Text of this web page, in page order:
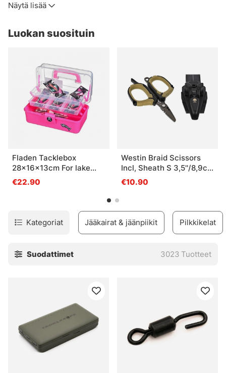
jääkalastukseen suomalaisilla vesillä.
Näytä lisää
Luokan suosituin
Fladen Tacklebox
28x16x13cm For lake
fishing, Pink
€22.90
Westin Braid Scissors
Incl, Sheath S 3,5''/8,9cm
Black Sand
€10.90
Kategoriat Jääkairat & jäänpiikit Pilkkikelat
Suodattimet 3023 Tuotteet